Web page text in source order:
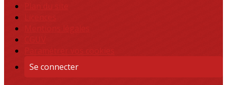
Plan du site
Mentions légales
CGUV
Paramétrer vos cookies
Se connecter